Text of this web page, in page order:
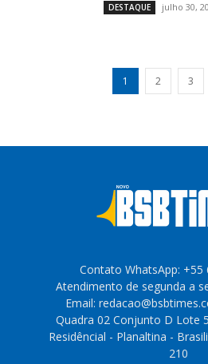
DESTAQUE julho 30,
1 2 3
Contato WhatsApp: +55
Atendimento de segunda a
Email:
Quadra 02 Conjunto D Lote
Residêncial - Planaltina -
210